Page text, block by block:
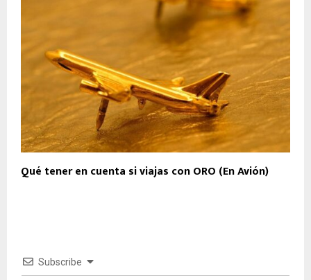
Qué tener en cuenta si viajas con ORO (En Avión)
Subscribe